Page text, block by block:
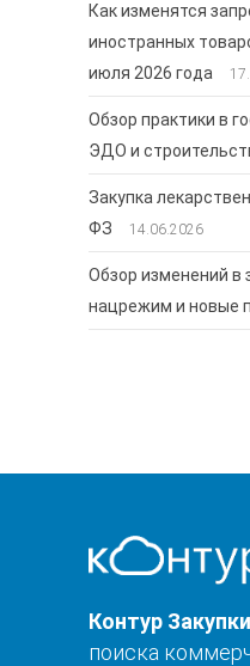
Как изменятся
иностранных
июля 2026 года
Обзор практики в
ЭДО и
Закупка
ФЗ
14.06.2026
Обзор изменений в
нацрежим и новые
Контур Закупки
поиска